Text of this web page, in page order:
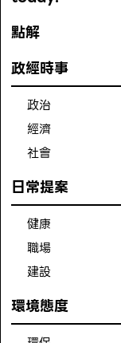
點解
政經時事
政治
經濟
社會
日常提案
健康
職場
建設
環境態度